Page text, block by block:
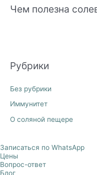
Чем полезна
Рубрики
Без рубрики
Иммунитет
О соляной пещере
Записаться по WhatsApp
Цены
Вопрос-ответ
Блог